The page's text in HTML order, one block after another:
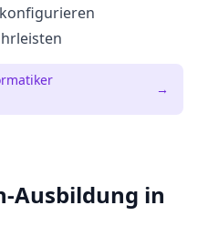
→
-Ausbildung in